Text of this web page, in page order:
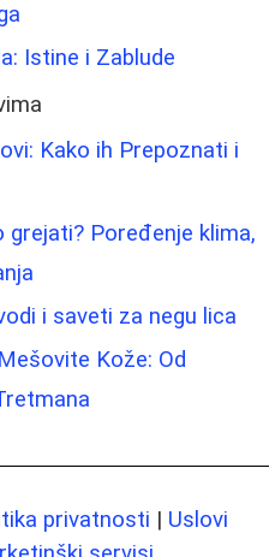
Istine i Zablude
Kako ih Prepoznati i
Poređenje klima,
i saveti za negu lica
Kože: Od
privatnosti | Uslovi